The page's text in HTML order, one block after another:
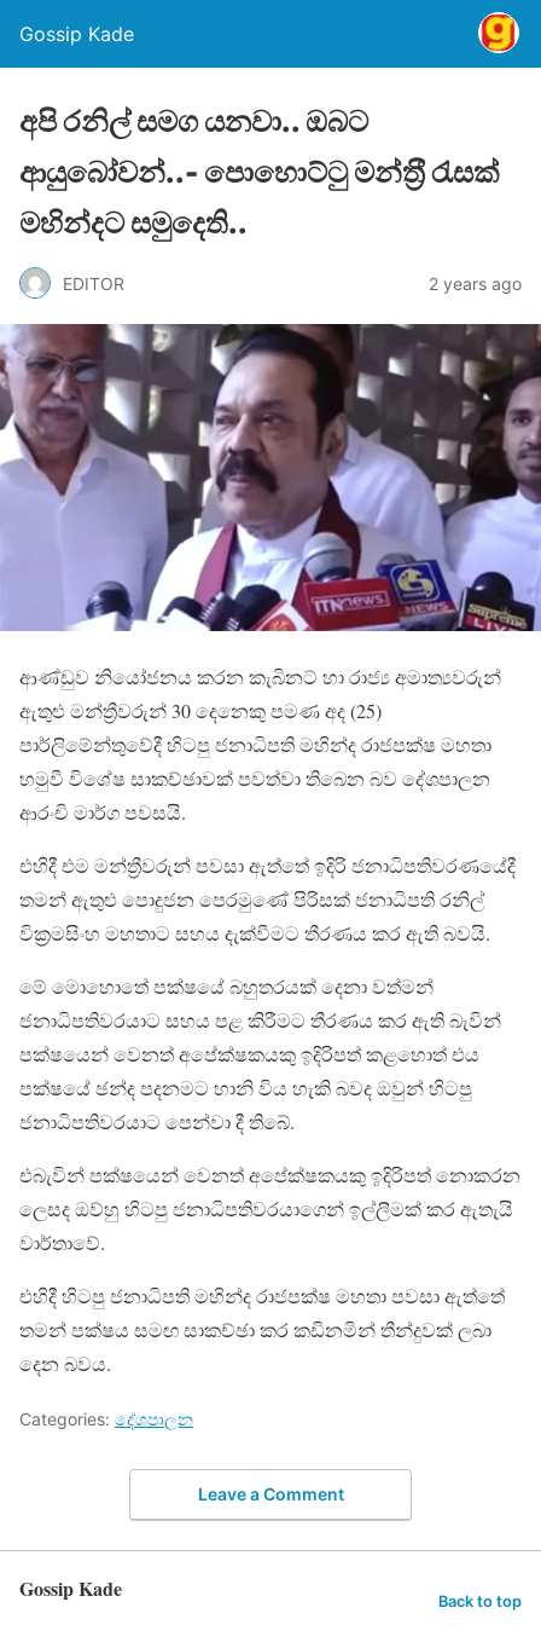
Gossip Kade
අපි රනිල් සමග යනවා.. ඔබට
ආයුබෝවන්..- පොහොට්ටු මන්ත‍්‍රී රැසක්
මහින්දට සමුදෙති..
EDITOR 2 years ago
ආණ්ඩුව නියෝජනය කරන කැබිනට් හා රාජ්‍ය අමාත්‍යවරුන්
ඇතුළු මන්ත්‍රීවරුන් 30 දෙනෙකු පමණ අද (25)
පාර්ලිමේන්තුවේදී හිටපු ජනාධිපති මහින්ද රාජපක්ෂ මහතා
හමුවී විශේෂ සාකච්ඡාවක් පවත්වා තිබෙන බව දේශපාලන
ආරංචි මාර්ග පවසයි.
එහිදී එම මන්ත්‍රීවරුන් පවසා ඇත්තේ ඉදිරි ජනාධිපතිවරණයේදී
තමන් ඇතුළු පොදුජන පෙරමුණේ පිරිසක් ජනාධිපති රනිල්
වික්‍රමසිංහ මහතාට සහය දැක්වීමට තීරණය කර ඇති බවයි.
මේ මොහොතේ පක්ෂයේ බහුතරයක් දෙනා වත්මන්
ජනාධිපතිවරයාට සහය පළ කිරීමට තීරණය කර ඇති බැවින්
පක්ෂයෙන් වෙනත් අපේක්ෂකයකු ඉදිරිපත් කළහොත් එය
පක්ෂයේ ඡන්ද පදනමට හානි විය හැකි බවද ඔවුන් හිටපු
ජනාධිපතිවරයාට පෙන්වා දී තිබේ.
එබැවින් පක්ෂයෙන් වෙනත් අපේක්ෂකයකු ඉදිරිපත් නොකරන
ලෙසද ඔව්හු හිටපු ජනාධිපතිවරයාගෙන් ඉල්ලීමක් කර ඇතැයි
වාර්තාවේ.
එහිදී හිටපු ජනාධිපති මහින්ද රාජපක්ෂ මහතා පවසා ඇත්තේ
තමන් පක්ෂය සමඟ සාකච්ඡා කර කඩිනමින් තීන්දුවක් ලබා
දෙන බවය.
Categories: දේශපාලන
Leave a Comment
Gossip Kade Back to top